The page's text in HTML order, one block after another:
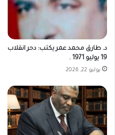
د. طارق محمد عمر يكتب: دحر انقلاب
19 يوليو 1971 .
يوليو 22, 2026